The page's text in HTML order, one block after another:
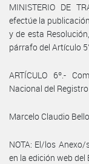
MINISTERIO DE
efectúe la
y de esta
párrafo del Artículo
ARTÍCULO 6º.-
Nacional del
Marcelo Claudio
NOTA: El/los
en la edición web